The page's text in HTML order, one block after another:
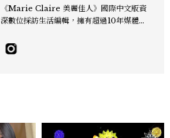
《Marie Claire 美麗佳人》國際中文版資
深數位採訪生活編輯，擁有超過10年媒體與
飯店、奢華旅宿、旅遊景點、航空等領域，
另涉獵3C家電、居家生活範疇，具備實測
pella、Mandarin Oriental、JOAL